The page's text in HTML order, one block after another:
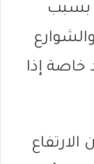
بسبب
خاصة إذا